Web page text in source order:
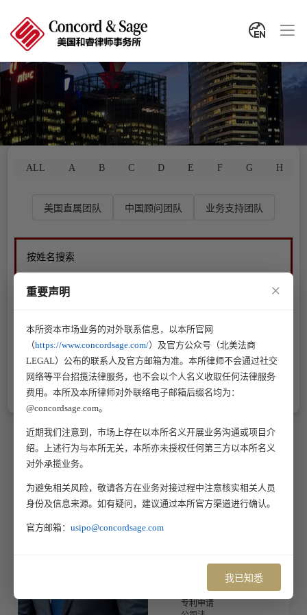
重要声明 ×
本所资本市场业务的对外联系信息，以本所官网
（https://www.concordsage.com/）及官方公众号（北美法商
LEGAL）公布的联系人及官方邮箱为准。本所律师不会通过社交
网络等平台招揽法律服务，也不会以个人名义收取任何法律服务
费用。本所及本所律师对外联络电子邮箱后缀名均为：
@concordsage.com。
近期我们注意到，市场上存在以本所名义开展业务沟通或项目介
绍。上述行为与本所无关，本所亦未授权任何第三方以本所名义
对外承揽业务。
为避免相关风险，敬请各方在业务对接过程中注意核实相关人员
身份及信息来源。如有疑问，建议通过本所官方渠道进行确认。
官方邮箱： usipo@concordsage.com
我已知悉
ALL A B C D E F G H
美国直属团队 中国顾问团队 业务支持团队
Yahya John Yuksel
业务支持团队
数据安全合规
商标诉讼
专利诉讼
专利申请